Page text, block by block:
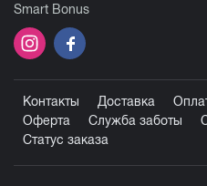
Smart Bonus
Контакты Доставка
Оферта
Служба заботы
Статус заказа